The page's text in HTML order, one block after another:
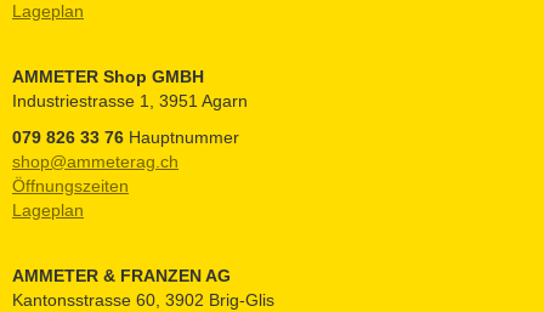
Lageplan
AMMETER Shop GMBH
Industriestrasse 1, 3951 Agarn
079 826 33 76 Hauptnummer
shop@ammeterag.ch
Öffnungszeiten
Lageplan
AMMETER & FRANZEN AG
Kantonsstrasse 60, 3902 Brig-Glis